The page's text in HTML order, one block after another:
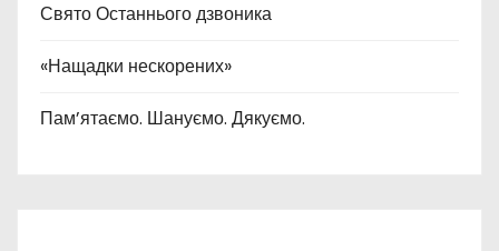
Свято Останнього дзвоника
«Нащадки нескорених»
Пам’ятаємо. Шануємо. Дякуємо.